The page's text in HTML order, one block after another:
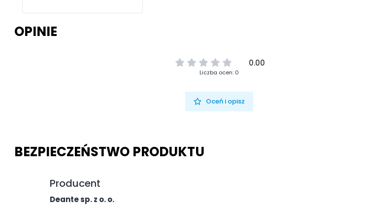
OPINIE
0.00
Liczba ocen: 0
Oceń i opisz
BEZPIECZEŃSTWO PRODUKTU
Producent
Deante sp. z o. o.